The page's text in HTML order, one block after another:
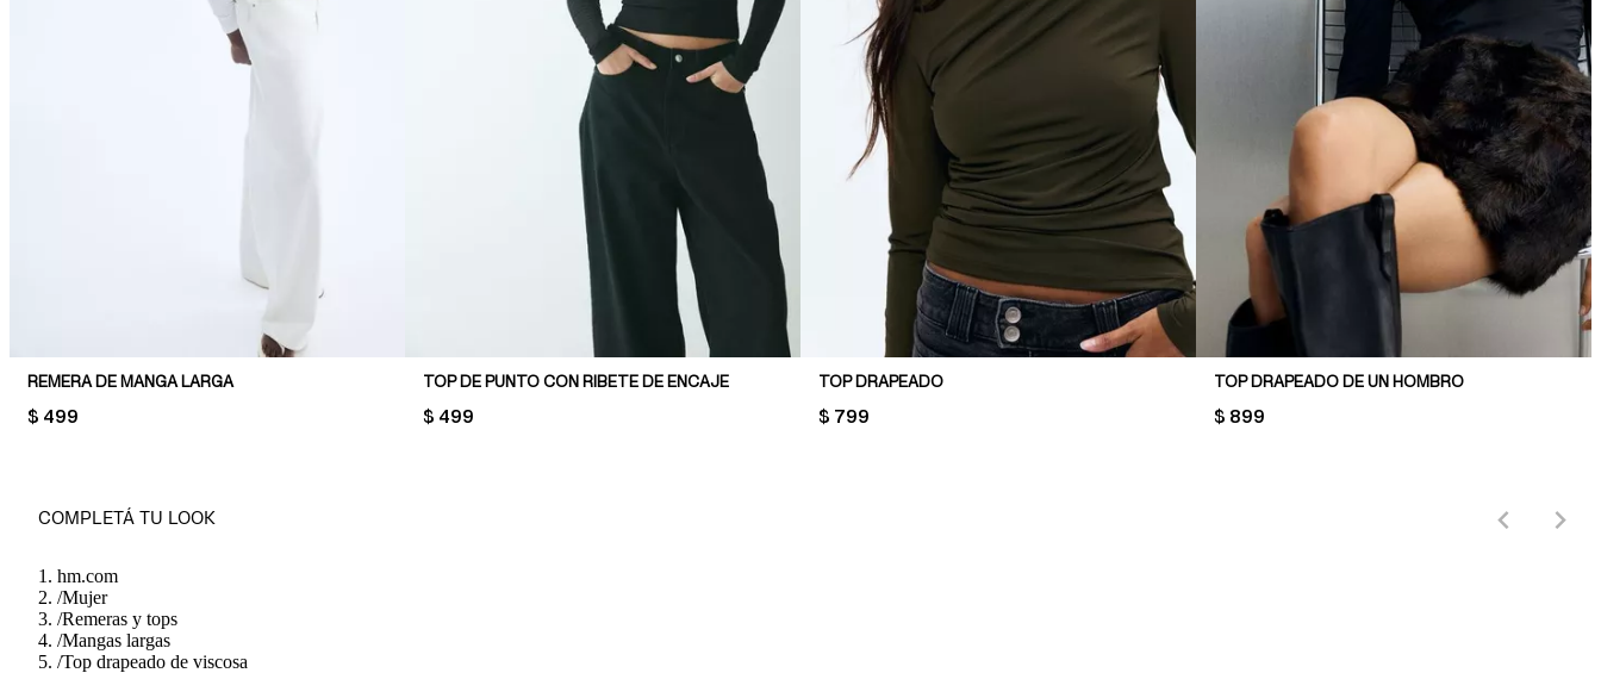
REMERA DE MANGA LARGA
PRICE:
$ 499
TOP DE PUNTO CON RIBETE DE ENCAJE
PRICE:
$ 499
TOP DRAPEADO
PRICE:
$ 799
TOP DRAPEADO DE UN HOMBRO
PRICE:
$ 899
COMPLETÁ TU LOOK
hm.com
/Mujer
/Remeras y tops
/Mangas largas
/Top drapeado de viscosa